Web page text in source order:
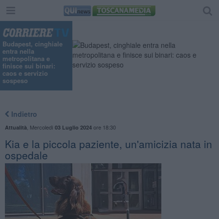
Budapest, cinghiale
entra nella
metropolitana e
finisce sui binari:
caos e servizio
sospeso
Indietro
Attualità Mercoledì 03 Luglio 2024ore 18:30
Kia e la piccola paziente, un'amicizia nata in
ospedale